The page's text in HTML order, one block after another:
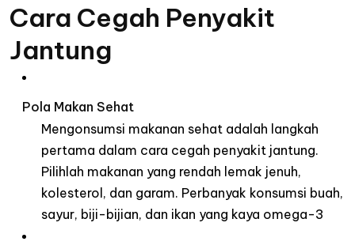
Cara Cegah Penyakit
Jantung
Pola Makan Sehat
Mengonsumsi makanan sehat adalah langkah
pertama dalam cara cegah penyakit jantung.
Pilihlah makanan yang rendah lemak jenuh,
kolesterol, dan garam. Perbanyak konsumsi buah,
sayur, biji-bijian, dan ikan yang kaya omega-3